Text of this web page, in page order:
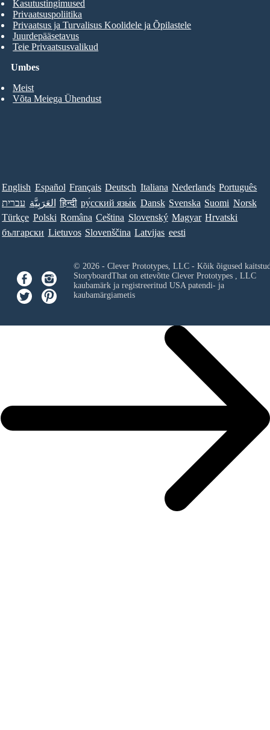
Umbes
Meist
Võta Meiega Ühendust
Kasutustingimused
Privaatsuspoliitika
Privaatsus ja Turvalisus Koolidele ja Õpilastele
Juurdepääsetavus
Teie Privaatsusvalikud
English Español Français Deutsch Italiana Nederlands Português
עברית العَرَبِيَّة हिन्दी ру́сский язы́к Dansk Svenska Suomi Norsk
Türkçe Polski Româna Ceština Slovenský Magyar Hrvatski
български Lietuvos Slovenščina Latvijas eesti
© 2026 - Clever Prototypes, LLC - Kõik õigused
StoryboardThat on ettevõtte Clever Prototypes , LLC
kaubamärk ja registreeritud USA patendi- ja
kaubamärgiametis